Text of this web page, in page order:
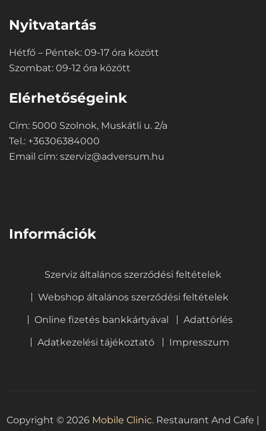
Nyitvatartás
Hétfő – Péntek: 09-17 óra között
Szombat: 09-12 óra között
Elérhetőségeink
Cím: 5000 Szolnok, Muskátli u. 2/a
Tel.: +36306384000
Email cím: szerviz@adversum.hu
Információk
Szerviz általános szerződési feltételek
Webshop általános szerződési feltételek
Online fizetés bankkártyával
Adattörlés
Adatkezelési tájékoztató
Impresszum
Copyright © 2026 Mobile Clinic. Restaurant And Cafe |